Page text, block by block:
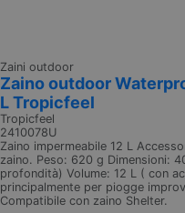
Zaini outdoor
Zaino outdoor
L Tropicfeel
Tropicfeel
2410078U
Zaino impermeabile 12 L
zaino. Peso: 620 g Dimensioni:
profondità) Volume: 12 L ( con
principalmente per piogge
Compatibile con zaino Shelter.